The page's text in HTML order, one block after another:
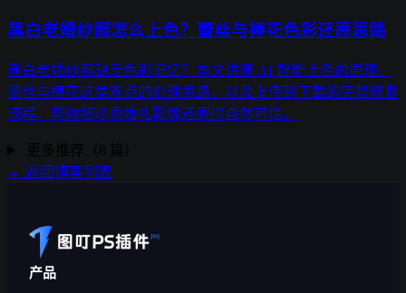
黑白老婚纱照怎么上色？蕾丝与捧花色彩还原思路
黑白老婚纱照缺乏色彩记忆？本文讲清 AI 智能上色的原理、
蕾丝与捧花这类难点的处理思路，以及上传到下载的完整修复
流程，帮你把珍贵婚礼影像还原得自然可信。
← 返回博客列表
产品